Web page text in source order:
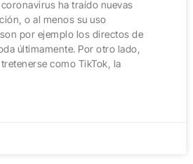
coronavirus ha traído nuevas
o al menos su uso
por ejemplo los directos de
últimamente. Por otro lado,
como TikTok, la